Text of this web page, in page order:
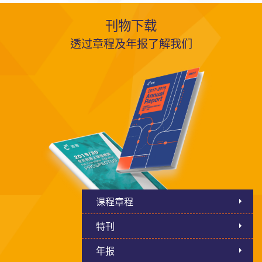
刊物下载
透过章程及年报了解我们
课程章程
特刊
年报